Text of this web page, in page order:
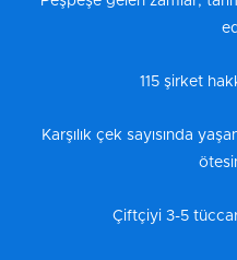
115 şirket
Karşılık çek sayısında
Çiftçiyi 3-5